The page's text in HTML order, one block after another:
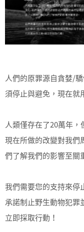
人們的原罪源自貪婪/
須停止與避免，現在就
人類僅存在了20萬年
現在所做的改變對我們
們了解我們的影響至關
我們需要您的支持來停
承諾制止野生動物犯罪
立即採取行動！